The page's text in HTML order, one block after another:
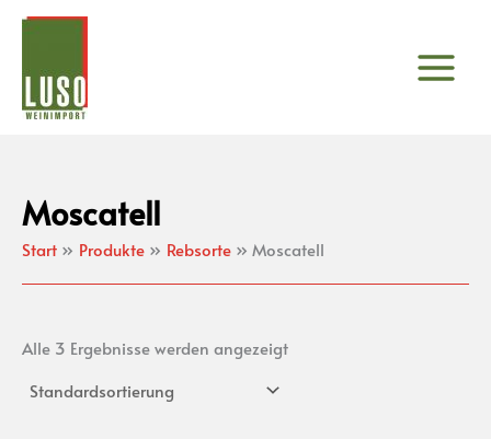
Zum
Moscatell
Start Produkte Rebsorte Moscatell
Alle 3 Ergebnisse werden angezeigt